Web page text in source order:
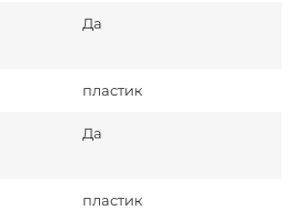
Да
пластик
Да
пластик